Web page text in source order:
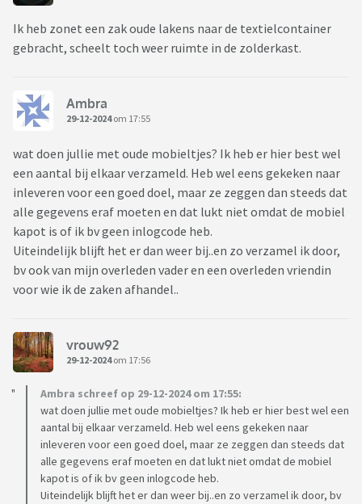
Ik heb zonet een zak oude lakens naar de textielcontainer
gebracht, scheelt toch weer ruimte in de zolderkast.
Ambra
29-12-2024om 17:55
wat doen jullie met oude mobieltjes? Ik heb er hier best wel
een aantal bij elkaar verzameld. Heb wel eens gekeken naar
inleveren voor een goed doel, maar ze zeggen dan steeds dat
alle gegevens eraf moeten en dat lukt niet omdat de mobiel
kapot is of ik bv geen inlogcode heb.
Uiteindelijk blijft het er dan weer bij..en zo verzamel ik door,
bv ook van mijn overleden vader en een overleden vriendin
voor wie ik de zaken afhandel..
vrouw92
29-12-2024om 17:56
Ambra schreef op 29-12-2024 om 17:55:
wat doen jullie met oude mobieltjes? Ik heb er hier best wel een
aantal bij elkaar verzameld. Heb wel eens gekeken naar
inleveren voor een goed doel, maar ze zeggen dan steeds dat
alle gegevens eraf moeten en dat lukt niet omdat de mobiel
kapot is of ik bv geen inlogcode heb.
Uiteindelijk blijft het er dan weer bij..en zo verzamel ik door, bv